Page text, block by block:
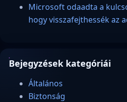
Microsoft odaadta a
hogy visszafejthessék az
Bejegyzések kategóriái
Általános
Biztonság